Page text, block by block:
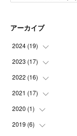
アーカイブ
2024 (19)
(1
(5
(1
(
)
(
)
2023 (17)
(2
(1
(
)
(
)
2022 (16)
(1
(
)
(
)
2021 (17)
(
)
(
)
2020 (1)
(
)
2019 (6)